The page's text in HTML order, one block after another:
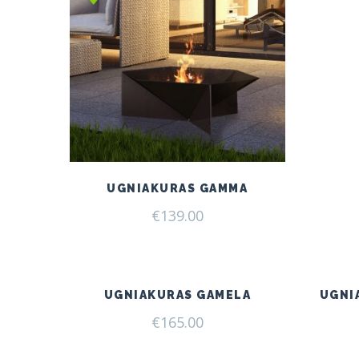
UGNIAKURAS GAMMA
€139.00
UGNIAKURAS GAMELA
€165.00